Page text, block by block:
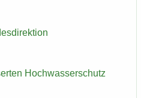
Hoch­was­ser­schutz